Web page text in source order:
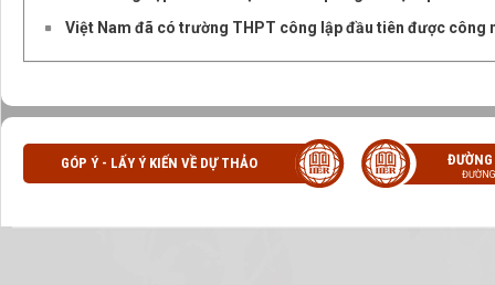
Việt Nam đã có trường THPT công lập đầu tiên được công
GÓP Ý - LẤY Ý KIẾN VỀ DỰ THẢO